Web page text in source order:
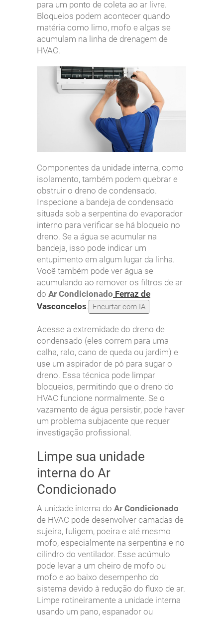
para um ponto de coleta ao ar livre.
Bloqueios podem acontecer quando
matéria como limo, mofo e algas se
acumulam na linha de drenagem de
HVAC.
Componentes da unidade interna, como
isolamento, também podem quebrar e
obstruir o dreno de condensado.
Inspecione a bandeja de condensado
situada sob a serpentina do evaporador
interno para verificar se há bloqueio no
dreno. Se a água se acumular na
bandeja, isso pode indicar um
entupimento em algum lugar da linha.
Você também pode ver água se
acumulando ao remover os filtros de ar
do Ar Condicionado Ferraz de
Vasconcelos. Encurtar com IA
Acesse a extremidade do dreno de
condensado (eles correm para uma
calha, ralo, cano de queda ou jardim) e
use um aspirador de pó para sugar o
dreno. Essa técnica pode limpar
bloqueios, permitindo que o dreno do
HVAC funcione normalmente. Se o
vazamento de água persistir, pode haver
um problema subjacente que requer
investigação profissional.
Limpe sua unidade
interna do Ar
Condicionado
A unidade interna do Ar Condicionado
de HVAC pode desenvolver camadas de
sujeira, fuligem, poeira e até mesmo
mofo, especialmente na serpentina e no
cilindro do ventilador. Esse acúmulo
pode levar a um cheiro de mofo ou
mofo e ao baixo desempenho do
sistema devido à redução do fluxo de ar.
Limpe rotineiramente a unidade interna
usando um pano, espanador ou